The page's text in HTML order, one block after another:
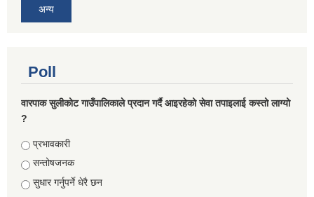
अन्य
Poll
वारपाक सुलीकोट गाउँपालिकाले प्रदान गर्दै आइरहेको सेवा तपाइलाई कस्तो लाग्यो
?
Choices
प्रभावकारी
सन्तोषजनक
सुधार गर्नुपर्ने धेरै छन